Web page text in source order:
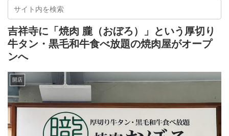
吉祥寺に「焼肉 朧（おぼろ）」という厚切り
牛タン・黒毛和牛食べ放題の焼肉屋がオープ
ンへ
開店